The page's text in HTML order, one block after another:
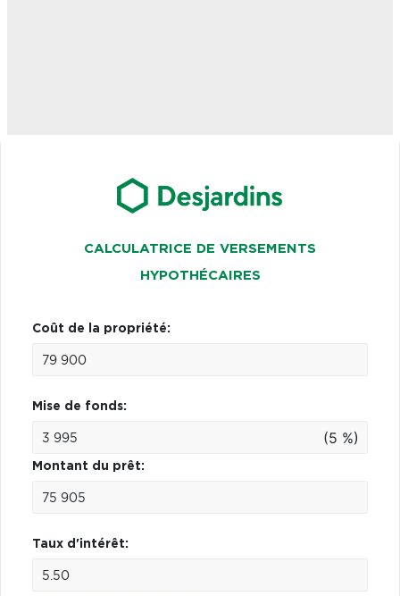
CALCULATRICE DE VERSEMENTS
HYPOTHÉCAIRES
Coût de la propriété:
Mise de fonds:
(5 %)
Montant du prêt:
Taux d'intérêt: